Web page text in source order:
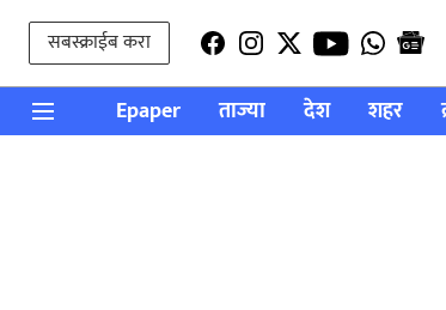
सबस्क्राईब करा
Epaper ताज्या देश शहर